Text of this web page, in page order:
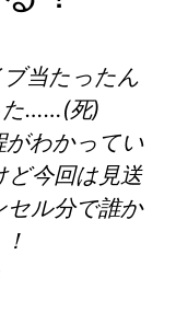
当たったん
た……(死)
がわかってい
今回は見送
ル分で誰か